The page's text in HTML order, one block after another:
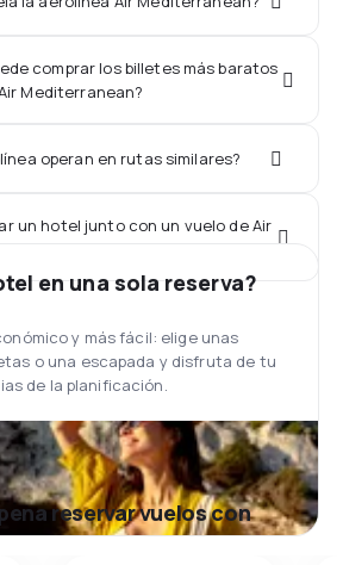
comprar los billetes más baratos
Mediterranean?
operan en rutas similares?
un hotel junto con un vuelo de Air
en una sola reserva?
y más fácil: elige unas
o una escapada y disfruta de tu
de la planificación.
reservar vuelos con